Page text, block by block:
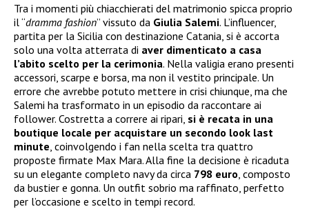
Tra i momenti più chiacchierati del matrimonio spicca proprio
il “dramma fashion” vissuto da Giulia Salemi. L’influencer,
partita per la Sicilia con destinazione Catania, si è accorta
solo una volta atterrata di aver dimenticato a casa
l’abito scelto per la cerimonia. Nella valigia erano presenti
accessori, scarpe e borsa, ma non il vestito principale. Un
errore che avrebbe potuto mettere in crisi chiunque, ma che
Salemi ha trasformato in un episodio da raccontare ai
follower. Costretta a correre ai ripari, si è recata in una
boutique locale per acquistare un secondo look last
minute , coinvolgendo i fan nella scelta tra quattro
proposte firmate Max Mara. Alla fine la decisione è ricaduta
su un elegante completo navy da circa 798 euro , composto
da bustier e gonna. Un outfit sobrio ma raffinato, perfetto
per l’occasione e scelto in tempi record.